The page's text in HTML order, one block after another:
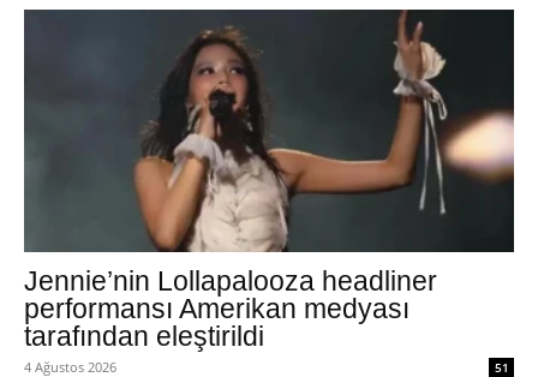
Jennie’nin Lollapalooza headliner
performansı Amerikan medyası
tarafından eleştirildi
4 Ağustos 2026 51